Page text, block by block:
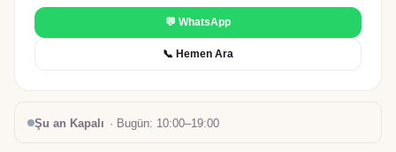
💬 WhatsApp
📞 Hemen Ara
Şu an Kapalı · Bugün: 10:00–19:00